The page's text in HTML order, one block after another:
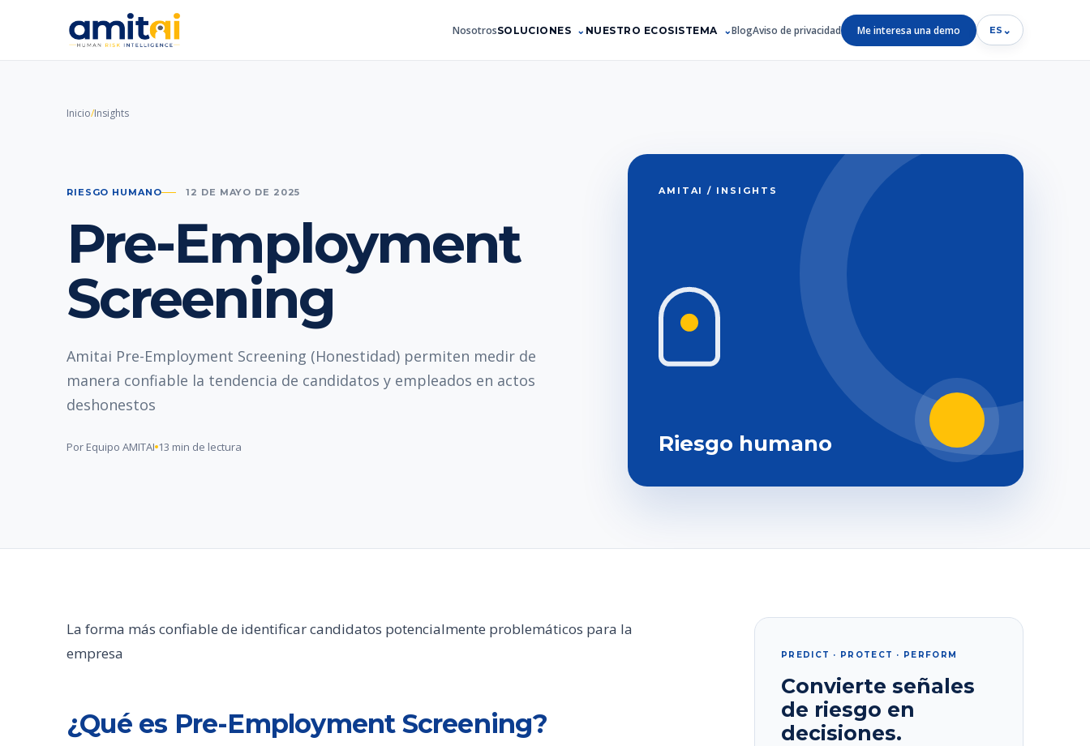
NosotrosSOLUCIONES NUESTRO ECOSISTEMA BlogAviso de privacidad Me interesa una demo ES ⌄
Inicio/Insights
RIESGO HUMANO 12 DE MAYO DE 2025
Pre-Employment
Screening
Amitai Pre-Employment Screening (Honestidad) permiten medir de
manera confiable la tendencia de candidatos y empleados en actos
deshonestos
Por Equipo AMITAI 13 min de lectura
AMITAI / INSIGHTS
Riesgo humano
La forma más confiable de identificar candidatos potencialmente problemáticos para la
empresa
¿Qué es Pre-Employment Screening?
PREDICT · PROTECT · PERFORM
Convierte señales
de riesgo en
decisiones.